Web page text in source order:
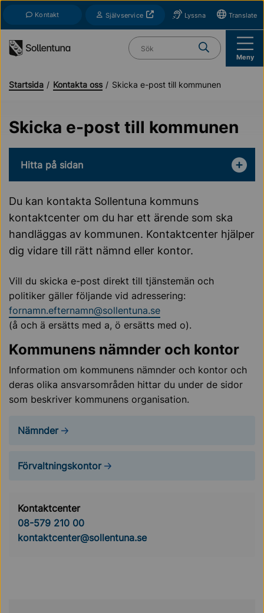
Kontakt SjälvserviceÖppnas i nytt fönsterLyssna Translate
Vad söker du?
Meny
Startsida Kontakta oss Skicka e-post till kommunen
Skicka e-post till kommunen
Hitta på sidan
Du kan kontakta Sollentuna kommuns
kontaktcenter om du har ett ärende som ska
handläggas av kommunen. Kontaktcenter hjälper
dig vidare till rätt nämnd eller kontor.
Vill du skicka e-post direkt till tjänstemän och
politiker gäller följande vid adressering:
fornamn.efternamn@sollentuna.se
(å och ä ersätts med a, ö ersätts med o).
Kommunens nämnder och kontor
Information om kommunens nämnder och kontor och
deras olika ansvarsområden hittar du under de sidor
som beskriver kommunens organisation.
Nämnder
Förvaltningskontor
Kontaktcenter
08-579 210 00
kontaktcenter@sollentuna.se